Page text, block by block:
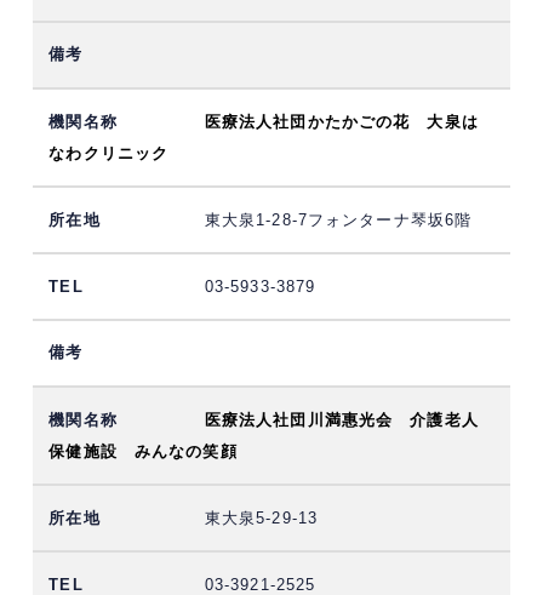
医療法人社団かたかごの花 大泉は
なわクリニック
東大泉1-28-7フォンターナ琴坂6階
03-5933-3879
医療法人社団川満惠光会 介護老人
保健施設 みんなの笑顔
東大泉5-29-13
03-3921-2525